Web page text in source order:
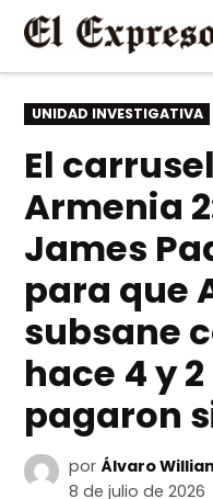
Saltar
contenido
PUBLICADO
EN
UNIDAD INVESTIGATIVA
El
Armenia
James
para que
subsane
hace 4 y
pagaron
por Álvaro
8 de julio de 2026